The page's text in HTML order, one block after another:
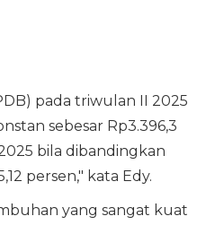
pada triwulan II 2025
sebesar Rp3.396,3
bila dibandingkan
persen," kata Edy.
yang sangat kuat